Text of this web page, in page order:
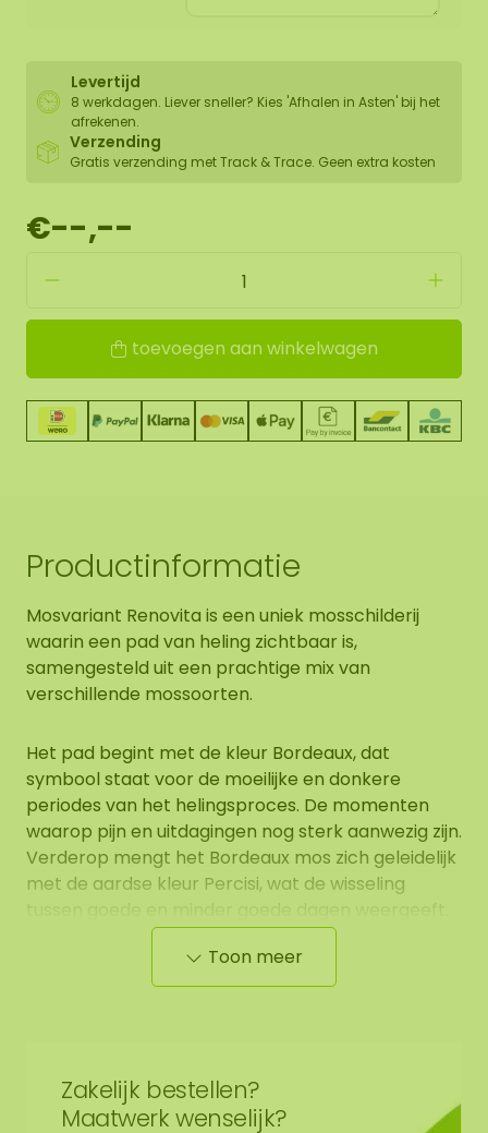
Levertijd
8 werkdagen. Liever sneller? Kies 'Afhalen in Asten' bij het
afrekenen.
Verzending
Gratis verzending met Track & Trace. Geen extra kosten
€--,--
toevoegen aan winkelwagen
Productinformatie
Mosvariant Renovita is een uniek mosschilderij
waarin een pad van heling zichtbaar is,
samengesteld uit een prachtige mix van
verschillende mossoorten.
Het pad begint met de kleur Bordeaux, dat
symbool staat voor de moeilijke en donkere
periodes van het helingsproces. De momenten
waarop pijn en uitdagingen nog sterk aanwezig zijn.
Verderop mengt het Bordeaux mos zich geleidelijk
met de aardse kleur Percisi, wat de wisseling
Naarmate het pad vordert, wordt het percisi
steeds dominanter. Dit symboliseert de laatste
fase van herstel, waarin balans, rust en nieuwe
moscirkel diameter 1.00. Aangezien het een
natuurproduct is, is ieder mosschilderij uniek.
Toon meer
Zakelijk bestellen?
Maatwerk wenselijk?